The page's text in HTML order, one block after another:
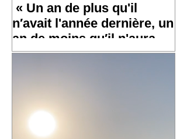
« Un an de plus qu'il
n′avait l'année dernière, un
an de moins qu′il n'aura
l′an prochain »
l'année dernière, un an de moins qu′il
n'aura l′an prochain » 📷 Laurent